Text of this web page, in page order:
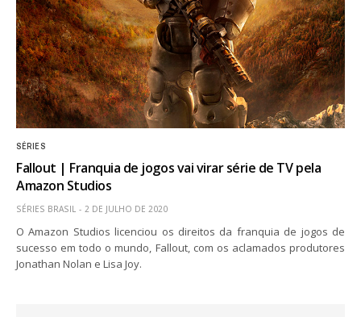
SÉRIES
Fallout | Franquia de jogos vai virar série de TV pela
Amazon Studios
SÉRIES BRASIL 2 DE JULHO DE 2020
O Amazon Studios licenciou os direitos da franquia de jogos de
sucesso em todo o mundo, Fallout, com os aclamados produtores
Jonathan Nolan e Lisa Joy.